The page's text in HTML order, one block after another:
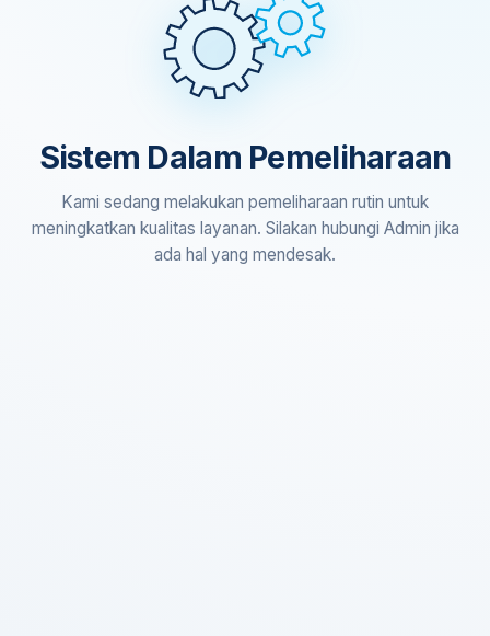
Sistem Dalam Pemeliharaan
Kami sedang melakukan pemeliharaan rutin untuk
meningkatkan kualitas layanan. Silakan hubungi Admin jika
ada hal yang mendesak.